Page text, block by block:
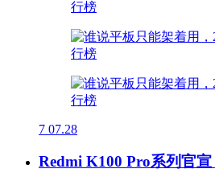
7 07.28
Redmi K100 Pro系列官